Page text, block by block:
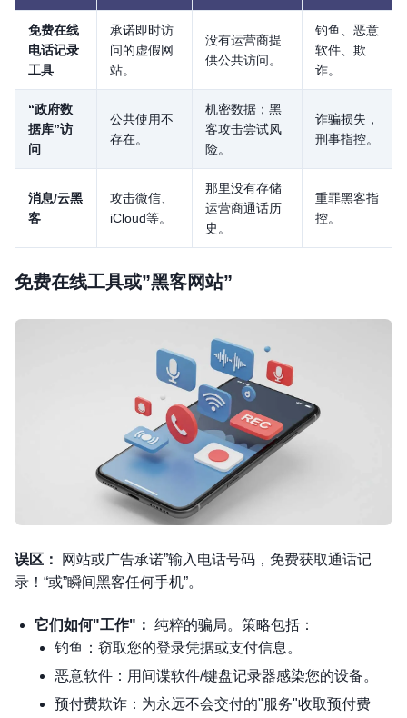
免费在线
电话记录
工具
承诺即时访
问的虚假网
站。
没有运营商提
供公共访问。
钓鱼、恶意
软件、欺
诈。
“政府数
据库”访
问
公共使用不
存在。
机密数据；黑
客攻击尝试风
险。
诈骗损失，
刑事指控。
消息/云黑
客
攻击微信、
iCloud等。
那里没有存储
运营商通话历
史。
重罪黑客指
控。
免费在线工具或”黑客网站”
误区：
网站或广告承诺”输入电话号码，免费获取通话记
录！“或”瞬间黑客任何手机”。
它们如何"工作"： 纯粹的骗局。策略包括：
钓鱼：窃取您的登录凭据或支付信息。
恶意软件：用间谍软件/键盘记录器感染您的设备。
预付费欺诈：为永远不会交付的"服务"收取预付费